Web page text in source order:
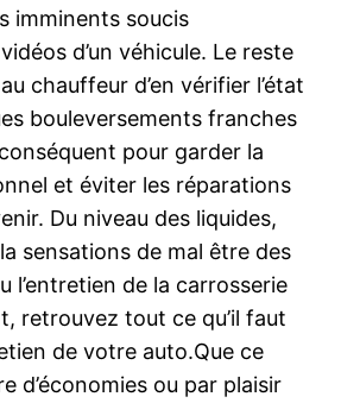
imminents soucis
d’un véhicule. Le reste
chauffeur d’en vérifier l’état
bouleversements franches
pour garder la
et éviter les réparations
Du niveau des liquides,
sensations de mal être des
l’entretien de la carrosserie
retrouvez tout ce qu’il faut
de votre auto.Que ce
d’économies ou par plaisir